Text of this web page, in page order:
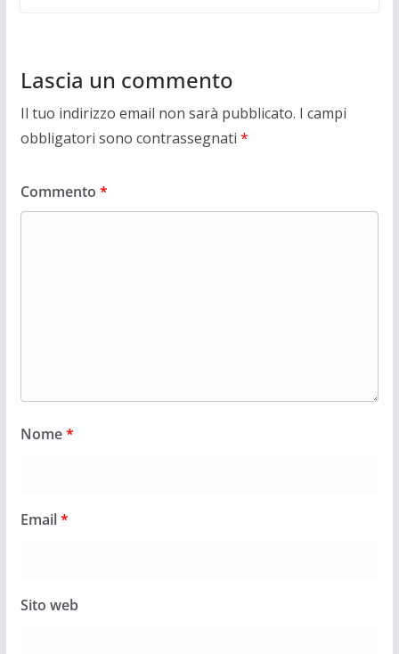
Lascia un commento
Il tuo indirizzo email non sarà pubblicato. I campi
obbligatori sono contrassegnati *
Commento *
Nome*
Email*
Sito web